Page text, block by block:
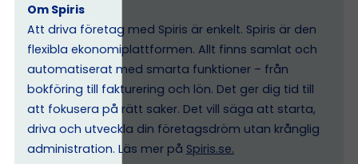
Om Spiris
Att driva företag med Spiris är enkelt. Spiris är den
flexibla ekonomiplattformen. Allt finns samlat och
automatiserat med smarta funktioner – från
bokföring till fakturering och lön. Det ger dig tid till
att fokusera på rätt saker. Det vill säga att starta,
driva och utveckla din företagsdröm utan krånglig
administration. Läs mer på Spiris.se.